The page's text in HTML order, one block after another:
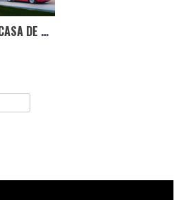
A&D | AUTOHAUS, A CASA DE SONHO PARA COLECIONADORES